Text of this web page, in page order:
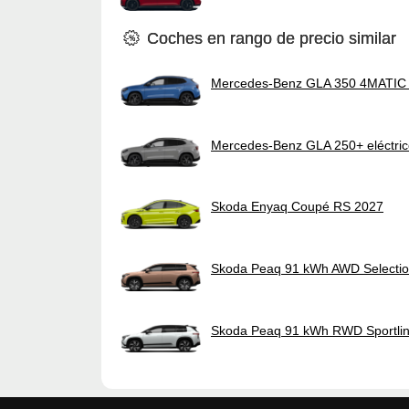
Coches en rango de precio similar
Mercedes-Benz GLA 350
Mercedes-Benz GLA 250+
Skoda Enyaq Coupé RS 2027
Skoda Peaq 91 kWh AWD
Skoda Peaq 91 kWh RWD